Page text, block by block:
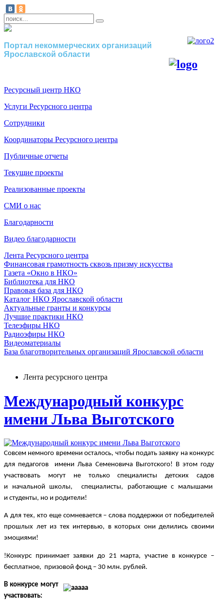
Портал некоммерческих организаций
Ярославской области
Ресурсный центр НКО
Услуги Ресурсного центра
Сотрудники
Координаторы Ресурсного центра
Публичные отчеты
Текущие проекты
Реализованные проекты
СМИ о нас
Благодарности
Видео благодарности
Лента Ресурсного центра
Финансовая грамотность сквозь призму искусства
Газета «Окно в НКО»
Библиотека для НКО
Правовая база для НКО
Каталог НКО Ярославской области
Актуальные гранты и конкурсы
Лучшие практики НКО
Телеэфиры НКО
Радиоэфиры НКО
Видеоматериалы
База благотворительных организаций Ярославской области
Лента ресурсного центра
Международный конкурс
имени Льва Выготского
Совсем немного времени осталось, чтобы подать заявку на конкурс
для педагогов  имени Льва Семеновича Выготского! В этом году
участвовать могут не только специалисты детских садов
и начальной школы,  специалисты, работающие с малышами
и студенты, но и родители!
А для тех, кто еще сомневается – слова поддержки от победителей
прошлых лет из тех интервью, в которых они делились своими
эмоциями!
!Конкурс принимает заявки до 21 марта, участие в конкурсе –
бесплатное,  призовой фонд – 30 млн. рублей.
В конкурсе могут
участвовать: